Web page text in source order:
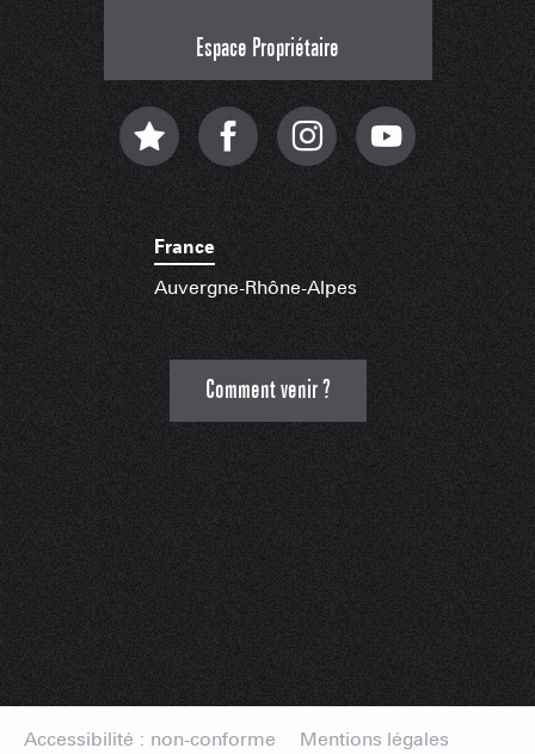
Espace Propriétaire
France
Auvergne-Rhône-Alpes
Comment venir ?
Accessibilité : non-conforme Mentions légales